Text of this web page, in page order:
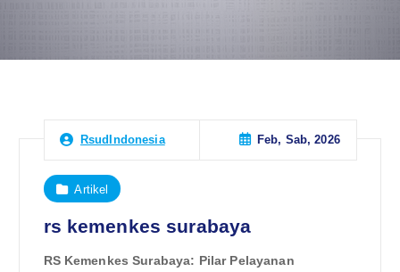
RsudIndonesia Feb, Sab, 2026
Artikel
rs kemenkes surabaya
RS Kemenkes Surabaya: Pilar Pelayanan